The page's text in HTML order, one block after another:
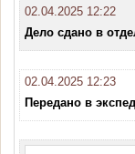
02.04.2025 12:22
Дело сдано в
02.04.2025 12:23
Передано в